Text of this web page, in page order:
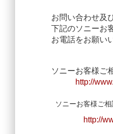
お問い合わせ及
下記のソニーお
お電話をお願い
ソニーお客様ご
http://
ソニーお客様ご
http://